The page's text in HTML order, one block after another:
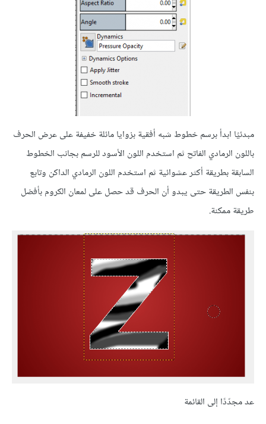
مبدئيًا ابدأ برسم خطوط شبه أفقية بزوايا مائلة خفيفة على عرض الحرف
باللون الرمادي الفاتح ثم استخدم اللون الأسود للرسم بجانب الخطوط
السابقة بطريقة أكثر عشوائية ثم استخدم اللون الرمادي الداكن وتابع
بنفس الطريقة حتى يبدو أن الحرف قد حصل على لمعان الكروم بأفضل
طريقة ممكنة.
عد مجدّدًا إلى القائمة